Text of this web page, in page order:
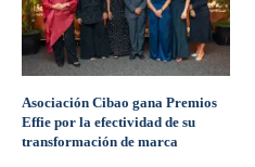
Asociación Cibao gana Premios
Effie por la efectividad de su
transformación de marca